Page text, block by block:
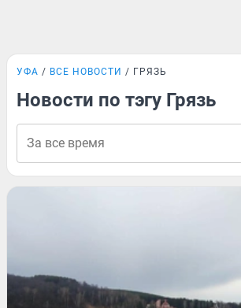
УФА ВСЕ НОВОСТИ ГРЯЗЬ
Новости по тэгу Грязь